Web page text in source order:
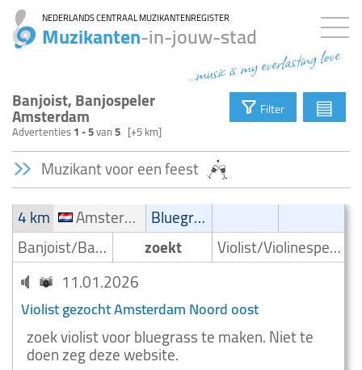
NEDERLANDS CENTRAAL MUZIKANTENREGISTER
Muzikanten-in-jouw-stad
...music is my everlasting love
Banjoist, Banjospeler
Amsterdam
Advertenties1 - 5van5 [+5 km]
Filter ▤
Muzikant voor een feest
4 km
Amsterdam Noord oost
Bluegrass
Banjoist/Banjospeler
zoekt
Violist/Violinespeler
11.01.2026
Violist gezocht Amsterdam Noord oost
zoek violist voor bluegrass te maken. Niet te
doen zeg deze website.